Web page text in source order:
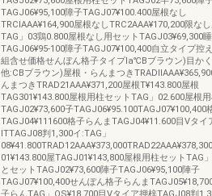
TAGJ06¥95,100障子TAGJ07¥100.400屋根なし
TRClAAA¥164,900屋根なしTRC2AAA¥170,200限な
TAG」03鶏0.800屋根なし用セットTAGJ03¥69,300
TAGJ06¥95‐100障子TAGJ07¥100,400自立タイプ控
組含せ価格せんぼん格子タイプla℃Bブラウン)目か
他:CBブラウン)屋根・らんまつき
んまつきTRAD21AAA¥371,200屋根T¥143.800屋根
TAG301¥143.800屋根用柱セットTAG」02.600屋根用
TAGJ02¥73,600子TAGJ06¥95.100TAGJ07¥100,400
TAGJ04¥111600格子らんまTAGJ04¥11.600目Vタイ
lTTAGJ08判1,300イ:TAG」
01¥143.800屋TAGJ01¥143,800屋根用柱セットTAG
とセットTAGJ02¥73,600陣子TAGJ06¥95,100陣子
TAGJ07¥100,400せんぽん格子らんま